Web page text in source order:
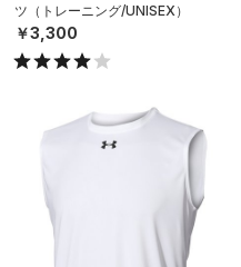
ツ（トレーニング/UNISEX）
￥3,300